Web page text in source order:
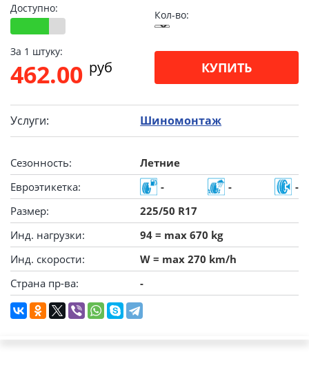
Доступно:
Кол-во:
За 1 штуку:
462.00 pуб КУПИТЬ
Услуги: Шиномонтаж
Сезонность:
Летние
Евроэтикетка:
- -
-
Размер:
225/50 R17
Инд. нагрузки:
94 = max 670 kg
Инд. скорости:
W = max 270 km/h
Страна пр-ва:
-